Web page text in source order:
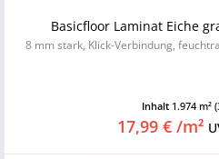
Basicfloor Laminat Eiche
8 mm stark, Klick-Verbindung,
Inhalt 1.974 m²
17,99 € /m²